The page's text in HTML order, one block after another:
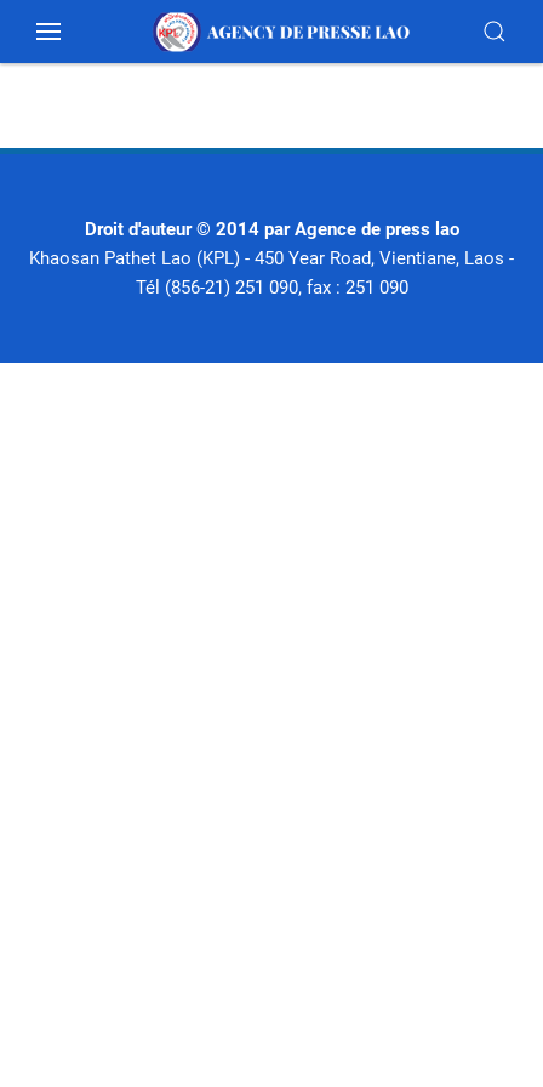
Droit d'auteur © 2014 par Agence de press lao
Khaosan Pathet Lao (KPL) - 450 Year Road, Vientiane, Laos -
Tél (856-21) 251 090, fax : 251 090